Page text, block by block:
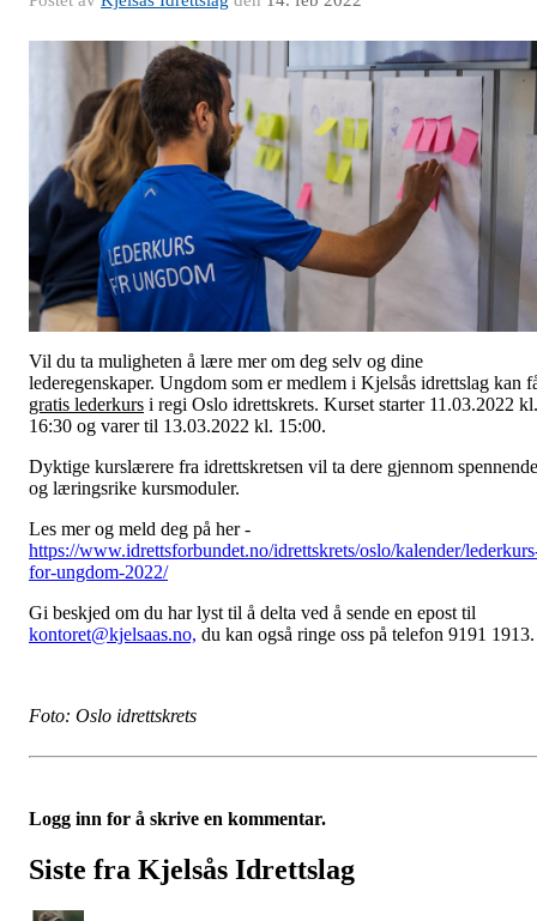
Vil du ta muligheten å lære mer om deg selv og dine
lederegenskaper. Ungdom som er medlem i Kjelsås idrettslag kan
gratis lederkurs i regi Oslo idrettskrets. Kurset starter 11.03.2022 kl.
16:30 og varer til 13.03.2022 kl. 15:00.
Dyktige kurslærere fra idrettskretsen vil ta dere gjennom spennende
og læringsrike kursmoduler.
Les mer og meld deg på her -
https://www.idrettsforbundet.no/idrettskrets/oslo/kalender/
for-ungdom-2022/
Gi beskjed om du har lyst til å delta ved å sende en epost til
kontoret@kjelsaas.no, du kan også ringe oss på telefon 9191 1913.
Foto: Oslo idrettskrets
Logg inn for å skrive en kommentar.
Siste fra Kjelsås Idrettslag